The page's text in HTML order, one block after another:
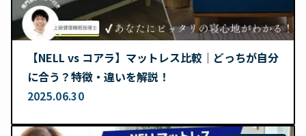
【NELL vs コアラ】マットレス比較｜どっちが自分
に合う？特徴・違いを解説！
2025.06.30